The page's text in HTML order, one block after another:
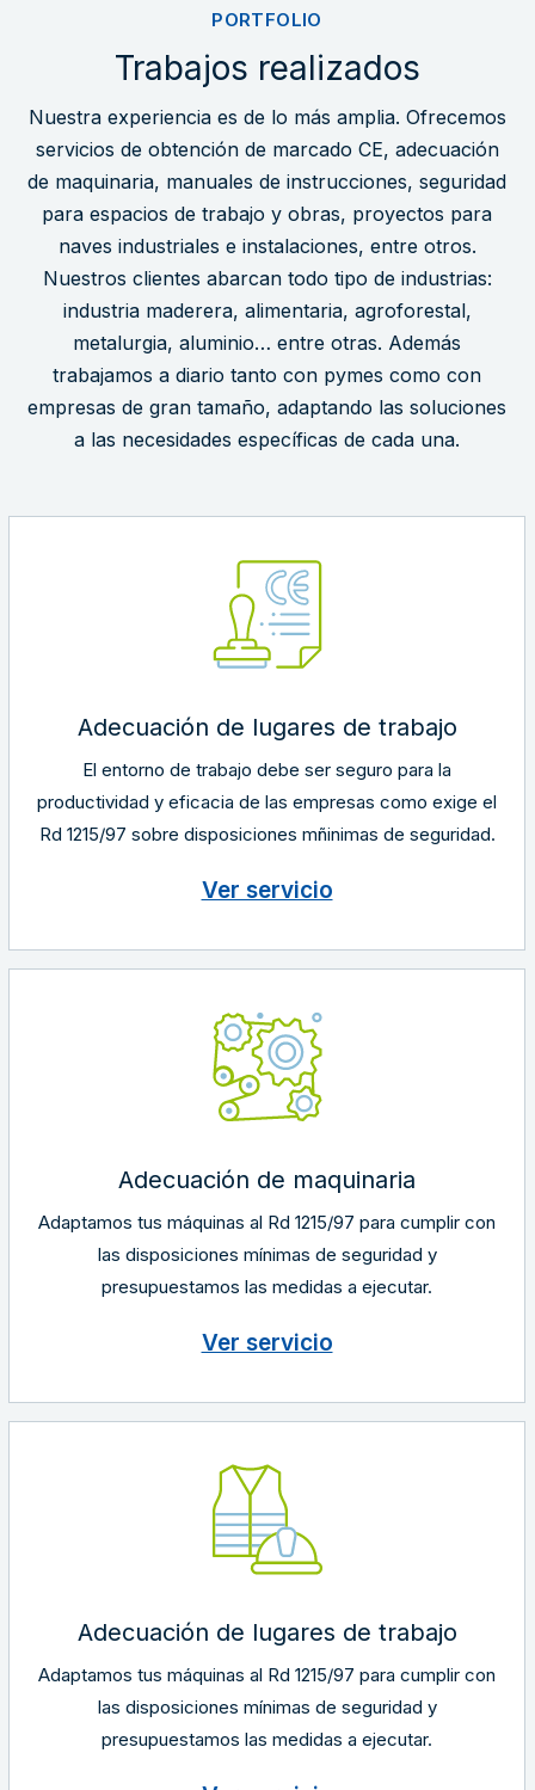
PORTFOLIO
Trabajos realizados
Nuestra experiencia es de lo más amplia. Ofrecemos
servicios de obtención de marcado CE, adecuación
de maquinaria, manuales de instrucciones, seguridad
para espacios de trabajo y obras, proyectos para
naves industriales e instalaciones, entre otros.
Nuestros clientes abarcan todo tipo de industrias:
industria maderera, alimentaria, agroforestal,
metalurgia, aluminio… entre otras. Además
trabajamos a diario tanto con pymes como con
empresas de gran tamaño, adaptando las soluciones
a las necesidades específicas de cada una.
Adecuación de lugares de trabajo
El entorno de trabajo debe ser seguro para la
productividad y eficacia de las empresas como exige el
Rd 1215/97 sobre disposiciones mñinimas de seguridad.
Ver servicio
Adecuación de maquinaria
Adaptamos tus máquinas al Rd 1215/97 para cumplir con
las disposiciones mínimas de seguridad y
presupuestamos las medidas a ejecutar.
Ver servicio
Adecuación de lugares de trabajo
Adaptamos tus máquinas al Rd 1215/97 para cumplir con
las disposiciones mínimas de seguridad y
presupuestamos las medidas a ejecutar.